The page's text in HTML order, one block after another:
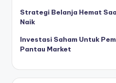
Strategi Belanja Hemat
Naik
Investasi Saham Untuk
Pantau Market